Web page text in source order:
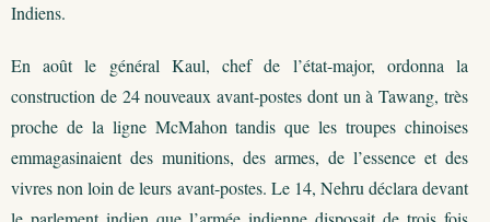
Indiens.
En août le général Kaul, chef de l’état-major, ordonna la
construction de 24 nouveaux avant-postes dont un à Tawang, très
proche de la ligne McMahon tandis que les troupes chinoises
emmagasinaient des munitions, des armes, de l’essence et des
vivres non loin de leurs avant-postes. Le 14, Nehru déclara devant